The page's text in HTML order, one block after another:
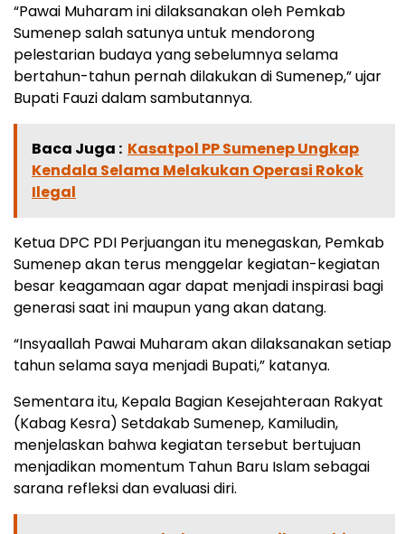
“Pawai Muharam ini dilaksanakan oleh Pemkab
Sumenep salah satunya untuk mendorong
pelestarian budaya yang sebelumnya selama
bertahun-tahun pernah dilakukan di Sumenep,” ujar
Bupati Fauzi dalam sambutannya.
Baca Juga : Kasatpol PP Sumenep Ungkap
Kendala Selama Melakukan Operasi Rokok
Ilegal
Ketua DPC PDI Perjuangan itu menegaskan, Pemkab
Sumenep akan terus menggelar kegiatan-kegiatan
besar keagamaan agar dapat menjadi inspirasi bagi
generasi saat ini maupun yang akan datang.
“Insyaallah Pawai Muharam akan dilaksanakan setiap
tahun selama saya menjadi Bupati,” katanya.
Sementara itu, Kepala Bagian Kesejahteraan Rakyat
(Kabag Kesra) Setdakab Sumenep, Kamiludin,
menjelaskan bahwa kegiatan tersebut bertujuan
menjadikan momentum Tahun Baru Islam sebagai
sarana refleksi dan evaluasi diri.